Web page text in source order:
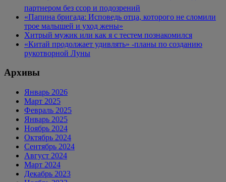
партнером без ссор и подозрений
«Папина бригада: Исповедь отца, которого не сломили
трое малышей и уход жены»
Хитрый мужик или как я с тестем познакомился
«Китай продолжает удивлять» -планы по созданию
рукотворной Луны
Архивы
Январь 2026
Март 2025
Февраль 2025
Январь 2025
Ноябрь 2024
Октябрь 2024
Сентябрь 2024
Август 2024
Март 2024
Декабрь 2023